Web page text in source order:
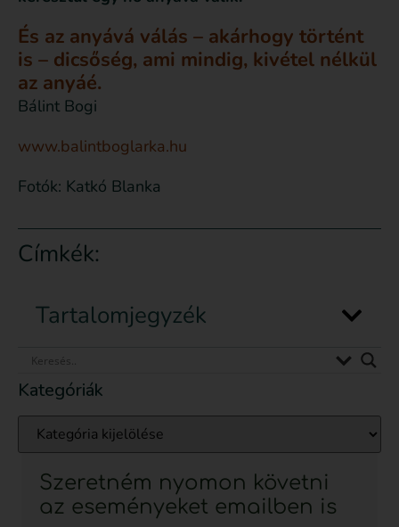
És az anyává válás – akárhogy történt
is – dicsőség, ami mindig, kivétel nélkül
az anyáé.
Bálint Bogi
www.balintboglarka.hu
Fotók: Katkó Blanka
Címkék:
Tartalomjegyzék
Kategóriák
Szeretném nyomon követni
az eseményeket emailben is